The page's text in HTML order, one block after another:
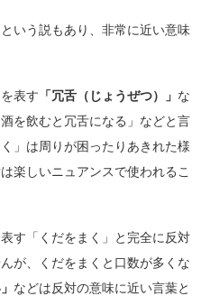
いう説もあり、非常に近い意味
表す 「冗舌（じょうぜつ）」 な
を飲むと冗舌になる」などと言
」は周りが困ったりあきれた様
楽しいニュアンスで使われるこ
す「くだをまく」と完全に反対
が、くだをまくと口数が多くな
などは反対の意味に近い言葉と